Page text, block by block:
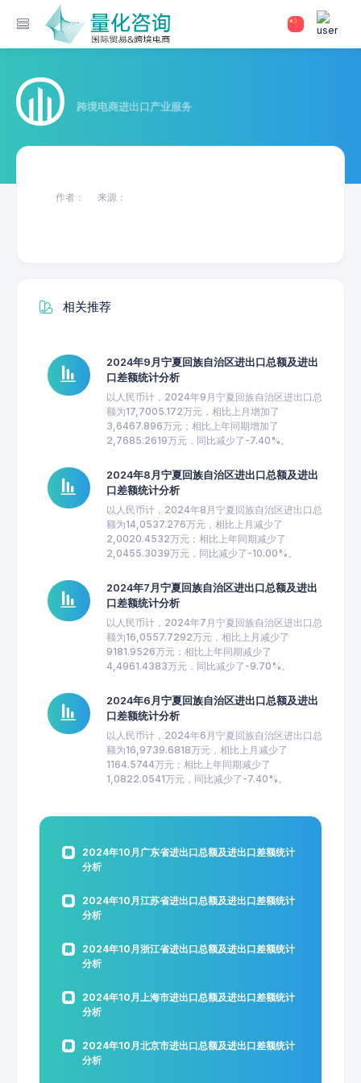
跨境电商进出口产业服务
作者： 来源：
相关推荐
2024年9月宁夏回族自治区进出口总额及进出
口差额统计分析
以人民币计，2024年9月宁夏回族自治区进出口总
额为17,7005.172万元，相比上月增加了
3,6467.896万元；相比上年同期增加了
2,7685.2619万元，同比减少了-7.40%。
2024年8月宁夏回族自治区进出口总额及进出
口差额统计分析
以人民币计，2024年8月宁夏回族自治区进出口总
额为14,0537.276万元，相比上月减少了
2,0020.4532万元；相比上年同期减少了
2,0455.3039万元，同比减少了-10.00%。
2024年7月宁夏回族自治区进出口总额及进出
口差额统计分析
以人民币计，2024年7月宁夏回族自治区进出口总
额为16,0557.7292万元，相比上月减少了
9181.9526万元；相比上年同期减少了
4,4961.4383万元，同比减少了-9.70%。
2024年6月宁夏回族自治区进出口总额及进出
口差额统计分析
以人民币计，2024年6月宁夏回族自治区进出口总
额为16,9739.6818万元，相比上月减少了
1164.5744万元；相比上年同期减少了
1,0822.0541万元，同比减少了-7.40%。
2024年10月广东省进出口总额及进出口差额统计
分析
2024年10月江苏省进出口总额及进出口差额统计
分析
2024年10月浙江省进出口总额及进出口差额统计
分析
2024年10月上海市进出口总额及进出口差额统计
分析
2024年10月北京市进出口总额及进出口差额统计
分析